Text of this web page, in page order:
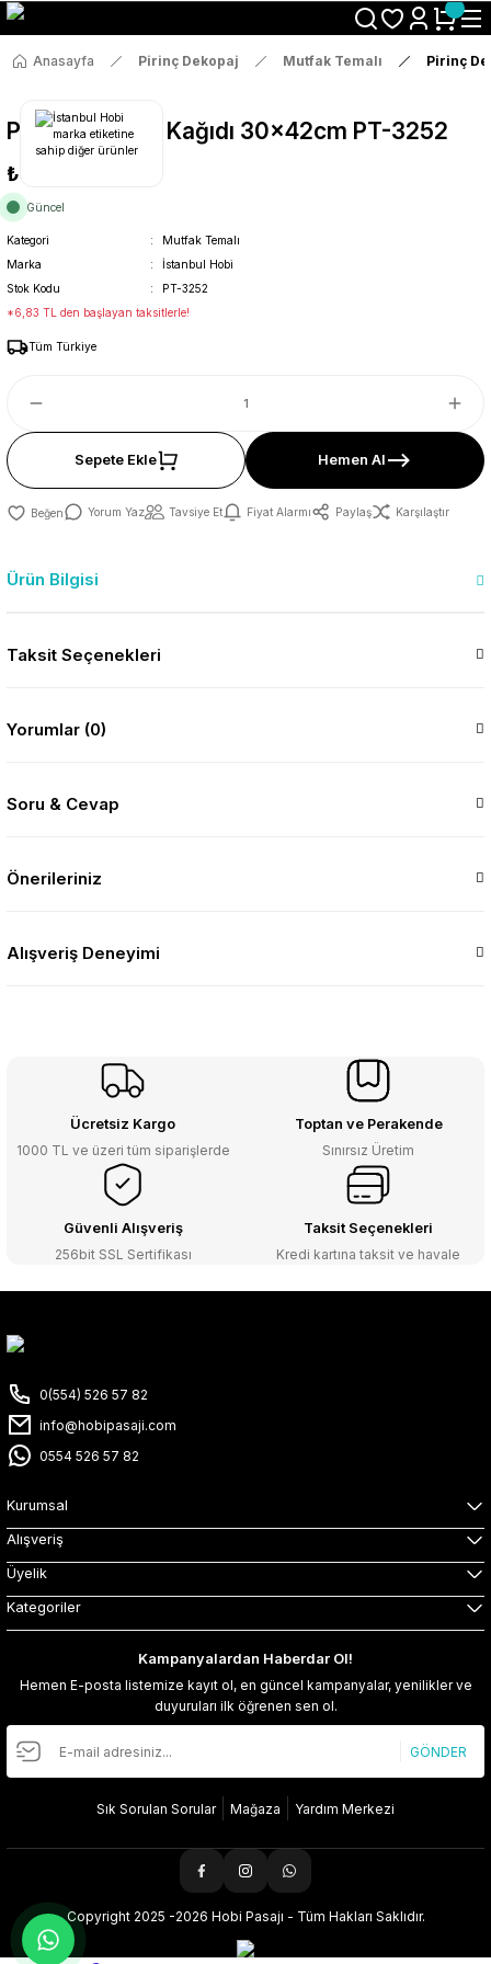
Size Özel "HG10" Koduyla Sepette Hemen %10 İndirimi Kaçırma
Anasayfa Pirinç Dekopaj Mutfak Temalı Pirinç
Pirinç Dekopaj Kağıdı 30x42cm PT-3252
₺36
Güncel
Kategori
Mutfak Temalı
Marka
İstanbul Hobi
Stok Kodu
PT-3252
*6,83 TL den başlayan taksitlerle!
Tüm Türkiye
Sepete Ekle Hemen Al
Yorum Yaz Tavsiye Et Fiyat Alarmı Paylaş Karşılaştır
Ürün Bilgisi
Taksit Seçenekleri
Yorumlar (0)
Soru & Cevap
Önerileriniz
Alışveriş Deneyimi
Ücretsiz Kargo
1000 TL ve üzeri tüm siparişlerde
Toptan ve Perakende
Sınırsız Üretim
Güvenli Alışveriş
256bit SSL Sertifikası
Taksit Seçenekleri
Kredi kartına taksit ve havale
0(554) 526 57 82
info@hobipasaji.com
0554 526 57 82
Kurumsal
Alışveriş
Üyelik
Kategoriler
Kampanyalardan Haberdar Ol!
Hemen E-posta listemize kayıt ol, en güncel kampanyalar, yenilikler ve
duyuruları ilk öğrenen sen ol.
GÖNDER
Sık Sorulan Sorular Mağaza Yardım Merkezi
Copyright 2025 -2026 Hobi Pasajı - Tüm Hakları Saklıdır.